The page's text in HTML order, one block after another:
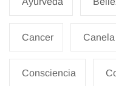
Cancer Canela
Consciencia